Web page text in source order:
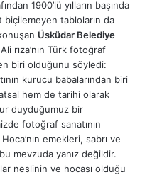
1900’lü yılların başında
biçilemeyen tabloların da
Üsküdar Belediye
rıza’nın Türk fotoğraf
biri olduğunu söyledi:
kurucu babalarından biri
hem de tarihi olarak
duyduğumuz bir
fotoğraf sanatının
emekleri, sabrı ve
mevzuda yanız değildir.
neslinin ve hocası olduğu